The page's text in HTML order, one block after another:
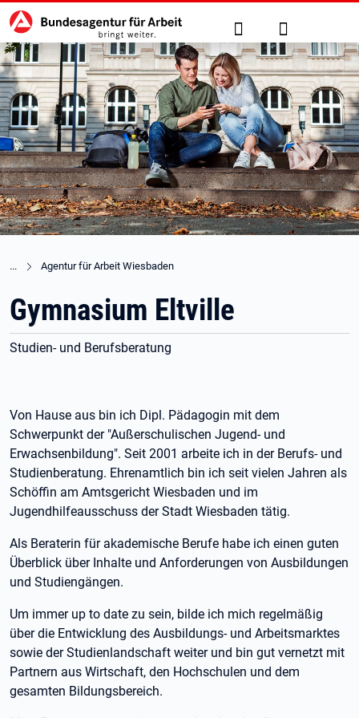
zu den Hauptinhalten springen
Hauptnavigation Suche Anmelden
Agentur für Arbeit Wiesbaden
Gymnasium Eltville
Studien- und Berufsberatung
Von Hause aus bin ich Dipl. Pädagogin mit dem
Schwerpunkt der "Außerschulischen Jugend- und
Erwachsenbildung". Seit 2001 arbeite ich in der Berufs- und
Studienberatung. Ehrenamtlich bin ich seit vielen Jahren als
Schöffin am Amtsgericht Wiesbaden und im
Jugendhilfeausschuss der Stadt Wiesbaden tätig.
Als Beraterin für akademische Berufe habe ich einen guten
Überblick über Inhalte und Anforderungen von Ausbildungen
und Studiengängen.
Um immer up to date zu sein, bilde ich mich regelmäßig
über die Entwicklung des Ausbildungs- und Arbeitsmarktes
sowie der Studienlandschaft weiter und bin gut vernetzt mit
Partnern aus Wirtschaft, den Hochschulen und dem
gesamten Bildungsbereich.